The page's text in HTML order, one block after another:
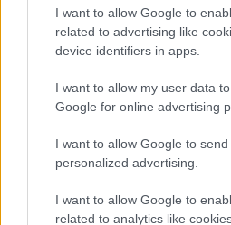
I want to allow Google to
related to advertising like
device identifiers in apps.
I want to allow my user data
Google for online advertising
I want to allow Google to send
personalized advertising.
I want to allow Google to
related to analytics like
„Magyarként nekem nagyon